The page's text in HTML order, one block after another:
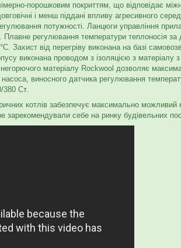
порошковим покриттям, що відповідає
і менш піддані впливу агресивного
потужності. Ланцюги управління
Плавне регулювання температури теплоносія
Захист від перегріву виконана на базі
виконана проводом з ізоляцією з
матеріалу Rockwool дозволяє
виносного датчика регулювання
380 Ст.
котлів забезпечує максимально
себе на ринку будівельних